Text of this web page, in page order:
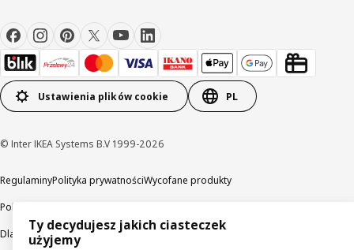
Ustawienia plików cookie PL
© Inter IKEA Systems B.V 1999-2026
RegulaminyPolityka prywatnościWycofane produkty
Polityka odpowiedzialnego ujawniania informacji
Dla akcjonariuszy IKEA Distribution
Ty decydujesz jakich ciasteczek
użyjemy